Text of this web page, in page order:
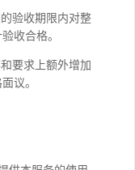
验收期限内对整
收合格。
要求上额外增加
议。